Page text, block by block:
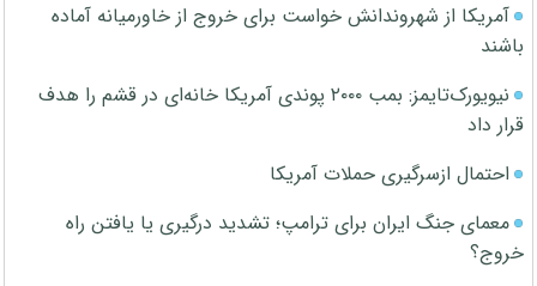
آمریکا از شهروندانش خواست برای خروج از خاورمیانه آماده
باشند
نیویورک‌تایمز: بمب ۲۰۰۰ پوندی آمریکا خانه‌ای در قشم را هدف
قرار داد
احتمال ازسرگیری حملات آمریکا
معمای جنگ ایران برای ترامپ؛ تشدید درگیری یا یافتن راه
خروج؟